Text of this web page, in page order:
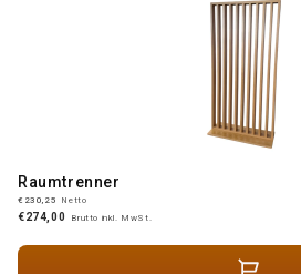
Raumtrenner
€230,25 Netto
€274,00 Brutto inkl. MwSt.